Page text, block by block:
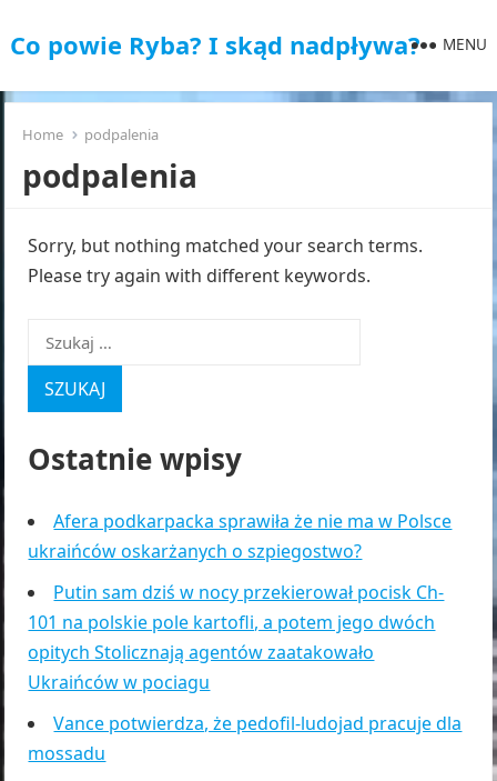
Co powie Ryba? I skąd nadpływa? MENU
Home podpalenia
podpalenia
Sorry, but nothing matched your search terms.
Please try again with different keywords.
Szukaj:
Ostatnie wpisy
Afera podkarpacka sprawiła że nie ma w Polsce
ukraińców oskarżanych o szpiegostwo?
Putin sam dziś w nocy przekierował pocisk Ch-
101 na polskie pole kartofli, a potem jego dwóch
opitych Stolicznają agentów zaatakowało
Ukraińców w pociagu
Vance potwierdza, że pedofil-ludojad pracuje dla
mossadu